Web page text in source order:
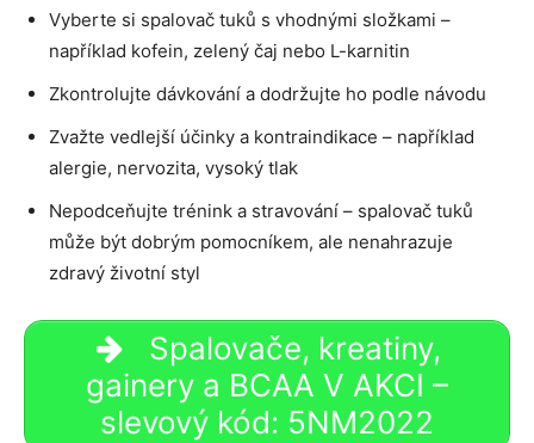
Vyberte si spalovač tuků s vhodnými složkami –
například kofein, zelený čaj nebo L-karnitin
Zkontrolujte dávkování a dodržujte ho podle návodu
Zvažte vedlejší účinky a kontraindikace – například
alergie, nervozita, vysoký tlak
Nepodceňujte trénink a stravování – spalovač tuků
může být dobrým pomocníkem, ale nenahrazuje
zdravý životní styl
Spalovače, kreatiny,
gainery a BCAA V AKCI –
slevový kód: 5NM2022